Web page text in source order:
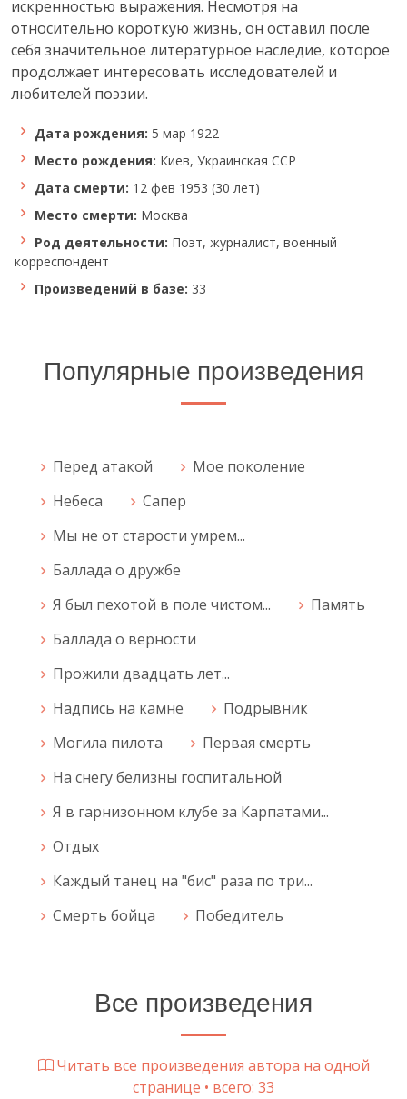
искренностью выражения. Несмотря на
относительно короткую жизнь, он оставил после
себя значительное литературное наследие, которое
продолжает интересовать исследователей и
любителей поэзии.
Дата рождения: 5 мар 1922
Место рождения: Киев, Украинская ССР
Дата смерти: 12 фев 1953 (30 лет)
Место смерти: Москва
Род деятельности: Поэт, журналист, военный
корреспондент
Произведений в базе: 33
Популярные произведения
Перед атакой
Мое поколение
Небеса
Сапер
Мы не от старости умрем...
Баллада о дружбе
Я был пехотой в поле чистом...
Память
Баллада о верности
Прожили двадцать лет...
Надпись на камне
Подрывник
Могила пилота
Первая смерть
На снегу белизны госпитальной
Я в гарнизонном клубе за Карпатами...
Отдых
Каждый танец на "бис" раза по три...
Смерть бойца
Победитель
Все произведения
Читать все произведения автора на одной
странице • всего: 33